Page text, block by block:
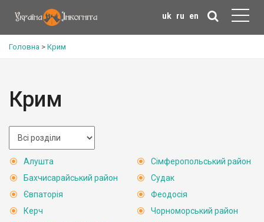
uk ru en
Головна > Крим
Крим
Алушта
Бахчисарайський район
Євпаторія
Керч
Сімферопольський район
Судак
Феодосія
Чорноморський район